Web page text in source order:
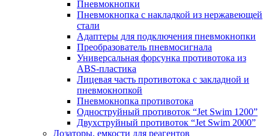
Пневмокнопки
Пневмокнопка с накладкой из нержавеющей
стали
Адаптеры для подключения пневмокнопки
Преобразователь пневмосигнала
Универсальная форсунка противотока из
ABS-пластика
Лицевая часть противотока с закладной и
пневмокнопкой
Пневмокнопка противотока
Одноструйный противоток “Jet Swim 1200”
Двухструйный противоток “Jet Swim 2000”
Дозаторы, емкости для реагентов